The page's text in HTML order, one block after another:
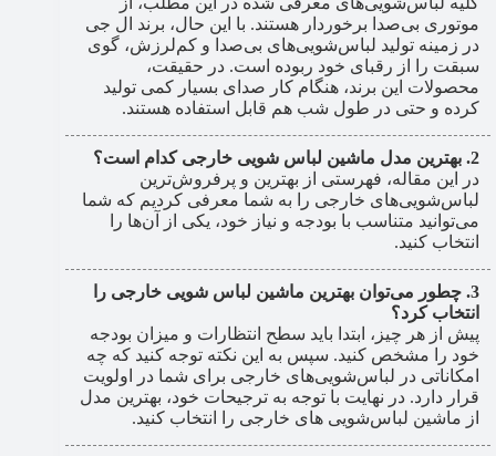
موتوری بی‌صدا برخوردار هستند. با این حال، برند ال جی
در زمینه تولید لباس‌شویی‌های بی‌صدا و کم‌لرزش‌، گوی
سبقت را از رقبای خود ربوده است. در حقیقت،
محصولات این برند، هنگام کار صدای بسیار کمی تولید
کرده و حتی در طول شب هم قابل استفاده هستند.
بهترین مدل ماشین لباس شویی خارجی کدام است؟
در این مقاله، فهرستی از بهترین و پرفروش‌ترین
لباس‌شویی‌های خارجی را به شما معرفی کردیم که شما
می‌توانید متناسب با بودجه و نیاز خود، یکی از آن‌ها را
انتخاب کنید.
چطور می‌توان بهترین ماشین لباس شویی خارجی را
انتخاب کرد؟
پیش از هر چیز، ابتدا باید سطح انتظارات و میزان بودجه
خود را مشخص کنید. سپس به این نکته توجه کنید که چه
امکاناتی در لباس‌شویی‌های خارجی برای‌ شما در اولویت
قرار دارد. در نهایت با توجه به ترجیحات خود، بهترین مدل
از ماشین لباس‌شویی های خارجی را انتخاب کنید.